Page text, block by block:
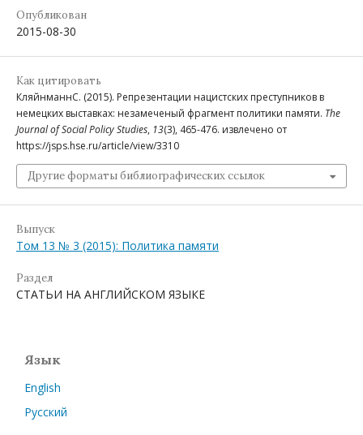
Опубликован
2015-08-30
Как цитировать
КляйнманнС. (2015). Репрезентации нацистских преступников в
немецких выставках: незамеченый фрагмент политики памяти. The
Journal of Social Policy Studies, 13(3), 465-476. извлечено от
https://jsps.hse.ru/article/view/3310
Другие форматы библиографических ссылок
Выпуск
Том 13 № 3 (2015): Политика памяти
Раздел
СТАТЬИ НА АНГЛИЙСКОМ ЯЗЫКЕ
Язык
English
Русский